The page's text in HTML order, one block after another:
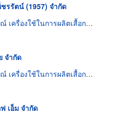
รรัตน์ (1957) จำกัด
รื่องใช้ในการผลิตเสื้อกางเกงชั้นในสตรี
จำกัด
รื่องใช้ในการผลิตเสื้อกางเกงชั้นในสตรี
เอ็ม จำกัด